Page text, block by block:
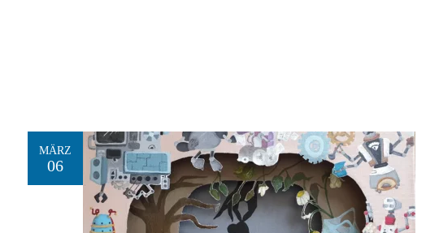
MÄRZ
06